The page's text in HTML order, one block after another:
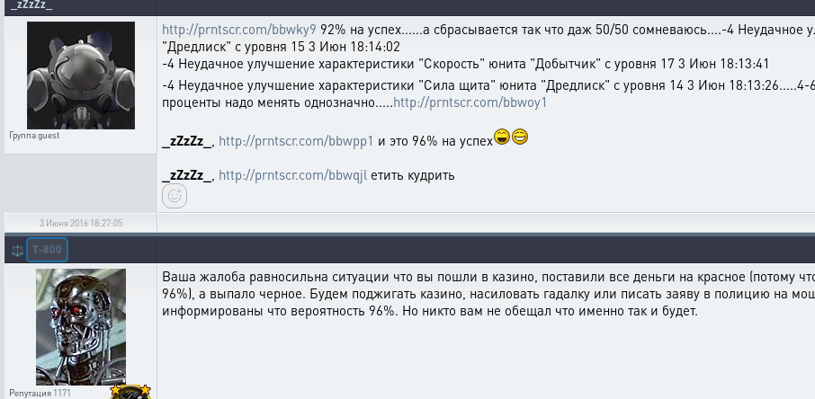
_zZzZz_
Группаguest
http://prntscr.com/bbwky9 92% на успех......а сбрасывается так что даж 50/50 сомневаюсь....-4 Неудачное
"Дредлиск" с уровня 15 3 Июн 18:14:02
-4 Неудачное улучшение характеристики "Скорость" юнита "Добытчик" с уровня 17 3 Июн 18:13:41
-4 Неудачное улучшение характеристики "Сила щита" юнита "Дредлиск" с уровня 14 3 Июн 18:13:26.....4-
проценты надо менять однозначно.....http://prntscr.com/bbwoy1
_zZzZz_ , http://prntscr.com/bbwpp1 и это 96% на успех
_zZzZz_ , http://prntscr.com/bbwqjl етить кудрить
3 Июня 2016 18:27:05
⚖️ T-800
Репутация 1171
Ваша жалоба равносильна ситуации что вы пошли в казино, поставили все деньги на красное (потому
96%), а выпало черное. Будем поджигать казино, насиловать гадалку или писать заяву в полицию на
информированы что вероятность 96%. Но никто вам не обещал что именно так и будет.